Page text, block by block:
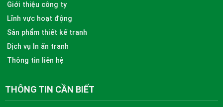
Giới thiệu công ty
Lĩnh vực hoạt động
Sản phẩm thiết kế tranh
Dịch vụ In ấn tranh
Thông tin liên hệ
THÔNG TIN CẦN BIẾT